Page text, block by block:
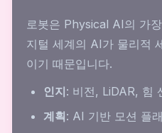
로봇은 Physical AI의 가
지털 세계의 AI가 물리적
이기 때문입니다.
인지: 비전, LiDAR, 힘
계획: AI 기반 모션 플